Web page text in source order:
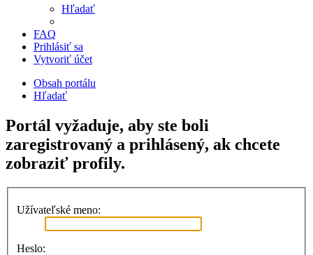
Hľadať
FAQ
Prihlásiť sa
Vytvoriť účet
Obsah portálu
Hľadať
Portál vyžaduje, aby ste boli
zaregistrovaný a prihlásený, ak chcete
zobraziť profily.
Užívateľské meno:
Heslo: